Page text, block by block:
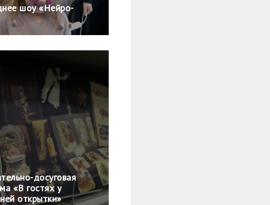
шоу «Нейро-
досуговая
«В гостях у
открытки»